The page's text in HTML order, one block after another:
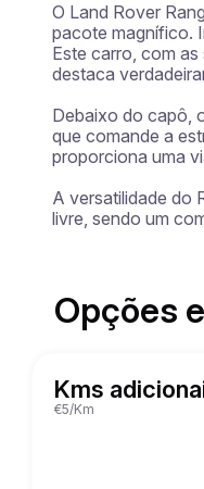
O Land Rover
pacote magnífico.
Este carro, com
destaca
Debaixo do capô,
que comande a
proporciona uma
A versatilidade do
livre, sendo um
Opções
Kms
€5/Km